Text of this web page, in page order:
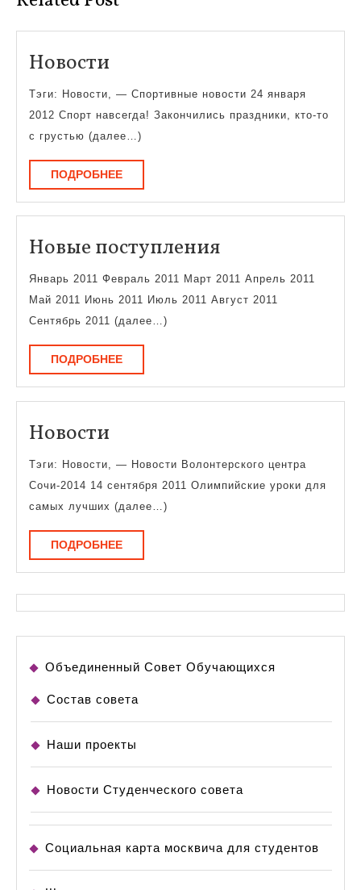
Новости
Тэги: Новости, — Спортивные новости 24 января
2012 Спорт навсегда! Закончились праздники, кто-то
с грустью (далее…)
ПОДРОБНЕЕПОДРОБНЕЕ
Новые поступленияНовые
поступления
Январь 2011 Февраль 2011 Март 2011 Апрель 2011
Май 2011 Июнь 2011 Июль 2011 Август 2011
Сентябрь 2011 (далее…)
ПОДРОБНЕЕПОДРОБНЕЕ
Новости
Тэги: Новости, — Новости Волонтерского центра
Сочи-2014 14 сентября 2011 Олимпийские уроки для
самых лучших (далее…)
ПОДРОБНЕЕПОДРОБНЕЕ
Объединенный Совет Обучающихся
Состав совета
Наши проекты
Новости Студенческого совета
Социальная карта москвича для студентов